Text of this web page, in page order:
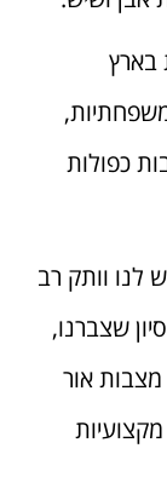
בארץ
כפולות
לנו וותק רב
שצברנו,
אור